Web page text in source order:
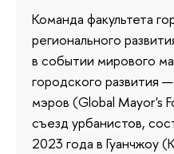
Команда факультета
регионального
в событии мирового
городского развития
мэров (Global Mayor's
съезд урбанистов,
2023 года в Гуанчжоу